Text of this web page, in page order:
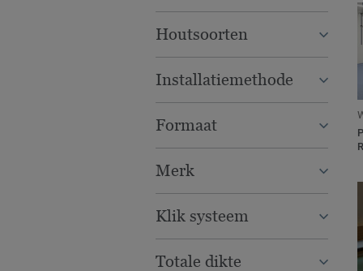
Houtsoorten
Installatiemethode
Formaat
Merk
Klik systeem
Totale dikte